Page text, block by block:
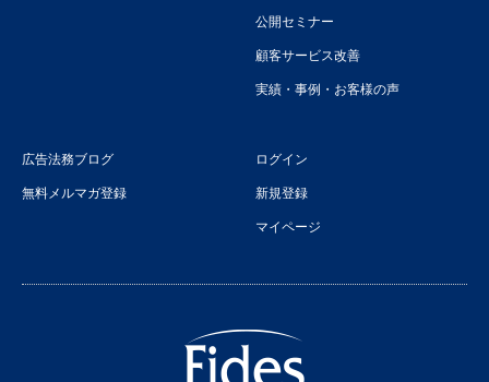
公開セミナー
顧客サービス改善
実績・事例・お客様の声
広告法務ブログ
無料メルマガ登録
ログイン
新規登録
マイページ